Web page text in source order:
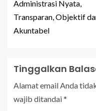
Administrasi Nyata,
Transparan, Objektif
Akuntabel
Tinggalkan
Alamat email Anda
wajib ditandai*